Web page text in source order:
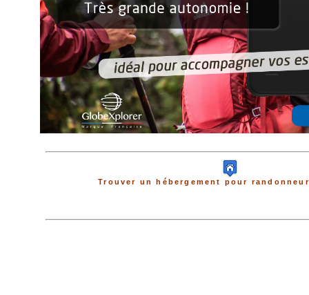
Trouver un hébergement pour